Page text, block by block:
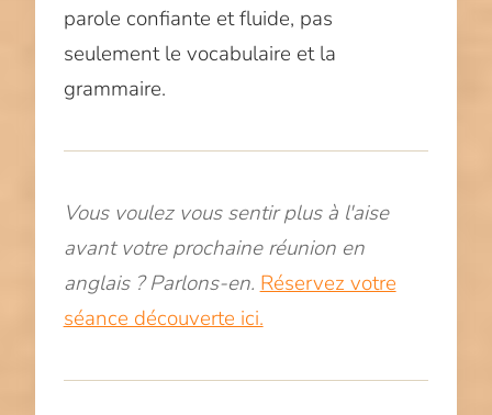
parole confiante et fluide, pas
seulement le vocabulaire et la
grammaire.
Vous voulez vous sentir plus à l'aise
avant votre prochaine réunion en
anglais ? Parlons-en. Réservez votre
séance découverte ici.